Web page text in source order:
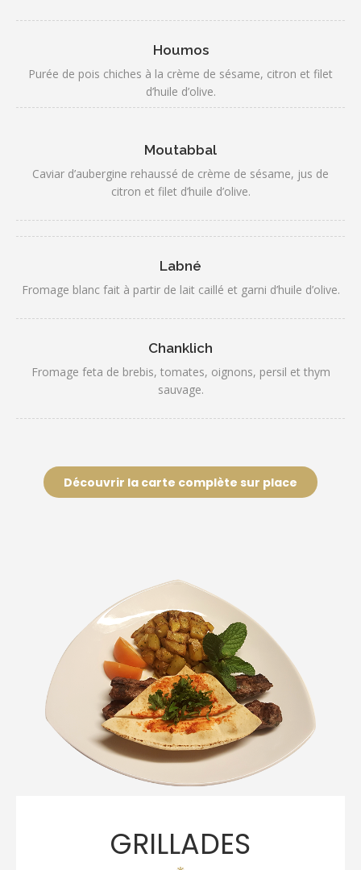
Houmos
Purée de pois chiches à la crème de sésame, citron et filet
d’huile d’olive.
Moutabbal
Caviar d’aubergine rehaussé de crème de sésame, jus de
citron et filet d’huile d’olive.
Labné
Fromage blanc fait à partir de lait caillé et garni d’huile d’olive.
Chanklich
Fromage feta de brebis, tomates, oignons, persil et thym
sauvage.
Découvrir la carte complète sur place
GRILLADES